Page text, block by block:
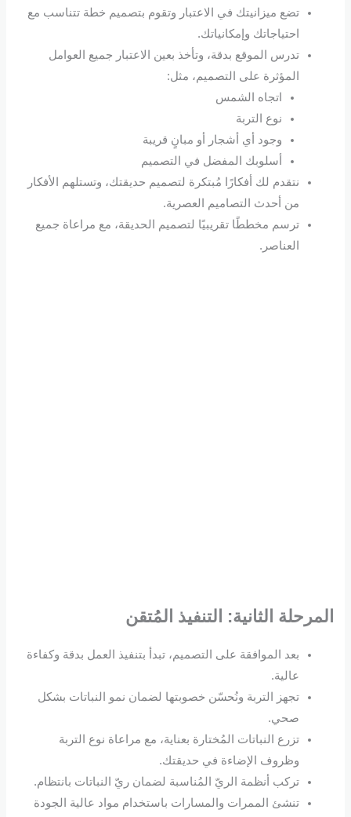
تضع ميزانيتك في الاعتبار وتقوم بتصميم خطة تتناسب مع
احتياجاتك وإمكانياتك.
تدرس الموقع بدقة، وتأخذ بعين الاعتبار جميع العوامل
المؤثرة على التصميم، مثل:
اتجاه الشمس
نوع التربة
وجود أي أشجار أو مبانٍ قريبة
أسلوبك المفضل في التصميم
نتقدم لك أفكارًا مُبتكرة لتصميم حديقتك، وتستلهم الأفكار
من أحدث التصاميم العصرية.
ترسم مخططًا تقريبيًا لتصميم الحديقة، مع مراعاة جميع
العناصر.
المرحلة الثانية: التنفيذ المُتقن
بعد الموافقة على التصميم، تبدأ بتنفيذ العمل بدقة وكفاءة
عالية.
تجهز التربة ونُحسّن خصوبتها لضمان نمو النباتات بشكل
صحي.
تزرع النباتات المُختارة بعناية، مع مراعاة نوع التربة
وظروف الإضاءة في حديقتك.
تركب أنظمة الريّ المُناسبة لضمان ريّ النباتات بانتظام.
تنشئ الممرات والمسارات باستخدام مواد عالية الجودة